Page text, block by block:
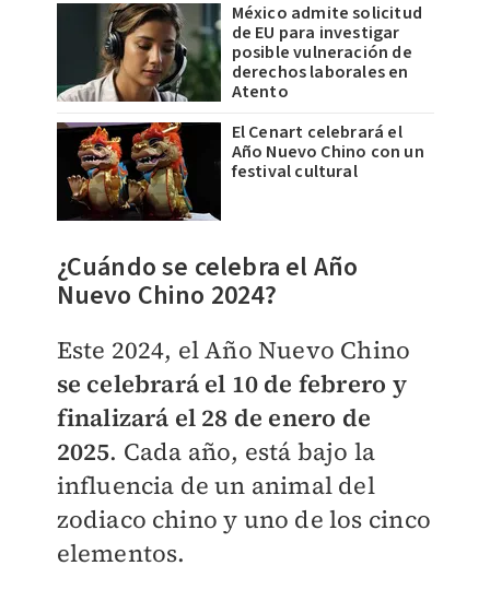
México admite solicitud
de EU para investigar
posible vulneración de
derechos laborales en
Atento
El Cenart celebrará el
Año Nuevo Chino con un
festival cultural
¿Cuándo se celebra el Año
Nuevo Chino 2024?
Este 2024, el Año Nuevo Chino
se celebrará el 10 de febrero y
finalizará el 28 de enero de
2025. Cada año, está bajo la
influencia de un animal del
zodiaco chino y uno de los cinco
elementos.